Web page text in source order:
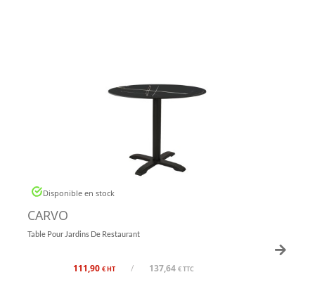
Disponible en stock
CARVO
Table Pour Jardins De Restaurant
111,90 € HT / 137,64 € TTC